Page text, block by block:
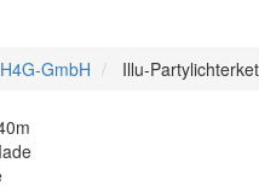
H4G-GmbH Illu-